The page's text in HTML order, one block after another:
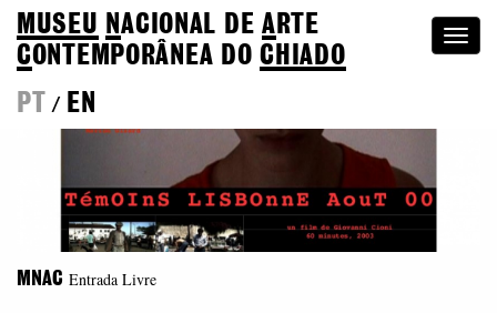
MUSEU NACIONAL DEA RTE
CONTEMPORÂNEA DOCHIADO
PT
/ EN
MNAC Entrada Livre